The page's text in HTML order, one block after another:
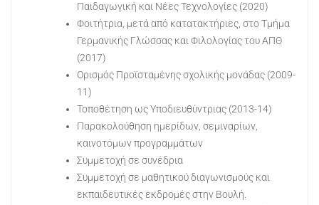
Παιδαγωγική και Νέες Τεχνολογίες (2020)
Φοιτήτρια, μετά από κατατακτήριες, στο Τμήμα
Γερμανικής Γλώσσας και Φιλολογίας του ΑΠΘ
(2017)
Ορισμός Προϊσταμένης σχολικής μονάδας (2009-
11)
Τοποθέτηση ως Υποδιευθύντριας (2013-14)
Παρακολούθηση ημερίδων, σεμιναρίων,
καινοτόμων προγραμμάτων
Συμμετοχή σε συνέδρια
Συμμετοχή σε μαθητικού διαγωνισμούς και
εκπαιδευτικές εκδρομές στην Βουλή.